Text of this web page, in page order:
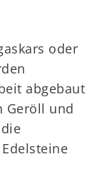
oder
abgebaut
Geröll und